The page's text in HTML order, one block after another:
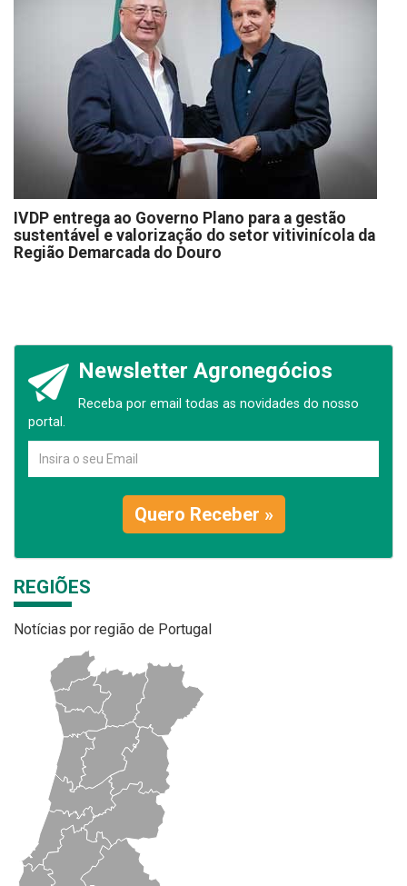
IVDP entrega ao Governo Plano para a gestão
sustentável e valorização do setor vitivinícola da
Região Demarcada do Douro
Newsletter Agronegócios
Receba por email todas as novidades do nosso
portal.
Quero Receber »
REGIÕES
Notícias por região de Portugal